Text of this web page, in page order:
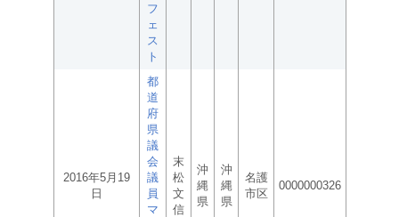
フ
ェ
ス
ト
2016年5月19
日
都
道
府
県
議
会
議
員
マ
末
松
文
信
沖
縄
県
沖
縄
県
名護
市区
0000000326